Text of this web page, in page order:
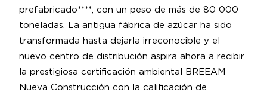
prefabricado****, con un peso de más de 80 000
toneladas. La antigua fábrica de azúcar ha sido
transformada hasta dejarla irreconocible y el
nuevo centro de distribución aspira ahora a recibir
la prestigiosa certificación ambiental BREEAM
Nueva Construcción con la calificación de